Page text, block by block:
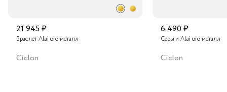
21 945 ₽
Браслет Alai oro металл
Ciclon
6 490 ₽
Серьги Alai oro металл
Ciclon